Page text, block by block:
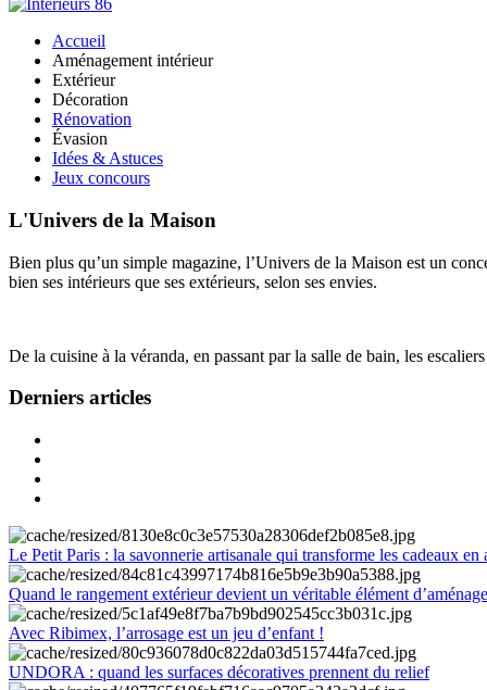
Accueil
Aménagement intérieur
Extérieur
Décoration
Rénovation
Évasion
Idées & Astuces
Jeux concours
L'Univers de la Maison
Bien plus qu’un simple magazine, l’Univers de la Maison est un
bien ses intérieurs que ses extérieurs, selon ses envies.
De la cuisine à la véranda, en passant par la salle de bain, les
Derniers articles
Le Petit Paris : la savonnerie artisanale qui transforme les cadeaux en
Quand le rangement extérieur devient un véritable élément
Avec Ribimex, l’arrosage est un jeu d’enfant !
UNDORA : quand les surfaces décoratives prennent du relief